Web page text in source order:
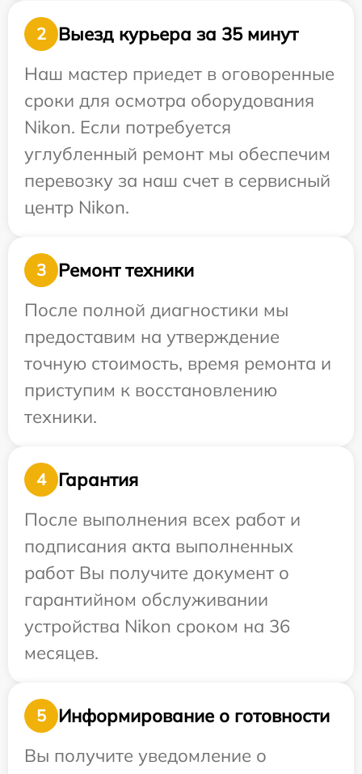
2
Выезд курьера за 35 минут
Наш мастер приедет в оговоренные
сроки для осмотра оборудования
Nikon. Если потребуется
углубленный ремонт мы обеспечим
перевозку за наш счет в сервисный
центр Nikon.
3
Ремонт техники
После полной диагностики мы
предоставим на утверждение
точную стоимость, время ремонта и
приступим к восстановлению
техники.
4
Гарантия
После выполнения всех работ и
подписания акта выполненных
работ Вы получите документ о
гарантийном обслуживании
устройства Nikon сроком на 36
месяцев.
5
Информирование о готовности
Вы получите уведомление о